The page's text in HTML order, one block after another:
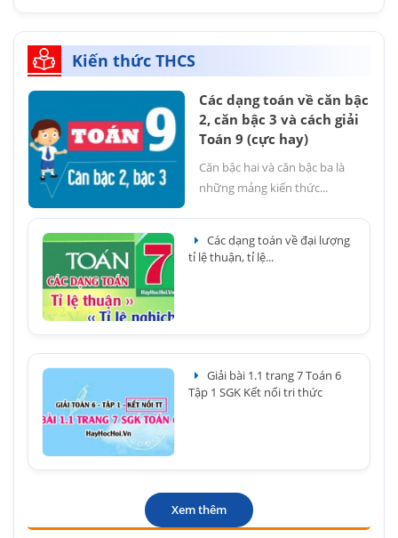
Kiến thức THCS
Các dạng toán về căn bậc
2, căn bậc 3 và cách giải
Toán 9 (cực hay)
Căn bậc hai và căn bậc ba là
những mảng kiến thức...
Các dạng toán về đại lượng
tỉ lệ thuận, tỉ lệ...
Giải bài 1.1 trang 7 Toán 6
Tập 1 SGK Kết nối tri thức
Xem thêm